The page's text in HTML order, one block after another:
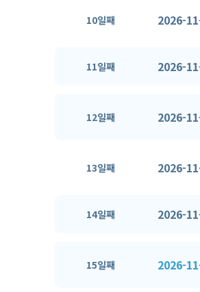
10일째 2026-
11일째 2026-
12일째 2026-
13일째 2026-
14일째 2026-
15일째 2026-